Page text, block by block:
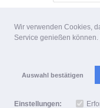
Wir verwenden Cookies,
Service genießen können.
Auswahl bestätigen
Einstellungen:
* Alle